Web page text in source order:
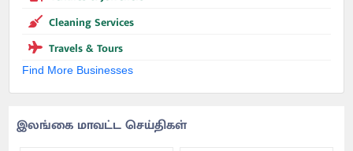
Cleaning Services
Travels & Tours
Find More Businesses
இலங்கை மாவட்ட செய்திகள்